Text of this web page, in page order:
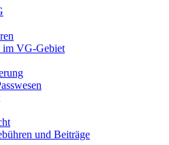
im VG-Gebiet
und Beiträge